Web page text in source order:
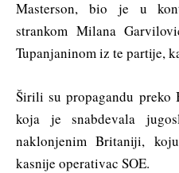
Masterson, bio je u
strankom Milana
Tupanjaninom iz te partije,
Širili su propagandu preko
koja je snabdevala
naklonjenim Britaniji,
kasnije operativac SOE.